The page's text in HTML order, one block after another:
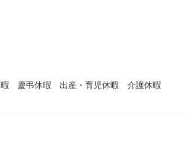
慶弔休暇 出産・育児休暇 介護休暇